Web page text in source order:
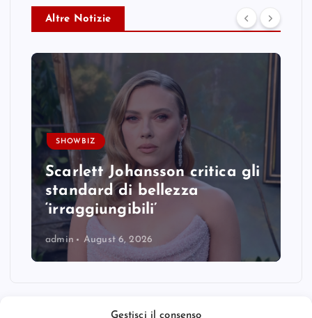
Gestisci il consenso
Altre Notizie
SHOWBIZ
Scarlett Johansson critica gli
standard di bellezza
‘irraggiungibili’
admin August 6, 2026